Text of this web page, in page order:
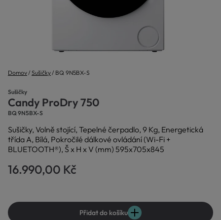
Domov Sušičky BQ 9N5BX-S
Sušičky
Candy ProDry 750
BQ 9N5BX-S
Sušičky, Volně stojící, Tepelné čerpadlo, 9 Kg, Energetická
třída A, Bílá, Pokročilé dálkové ovládání (Wi-Fi +
BLUETOOTH®), Š x H x V (mm) 595x705x845
16.990,00 Kč
Přidat do košíku